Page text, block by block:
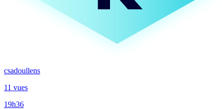
csadoullens
11 vues
19h36